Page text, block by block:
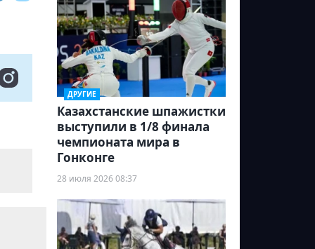
ДРУГИЕ
Казахстанские шпажистки
выступили в 1/8 финала
чемпионата мира в
Гонконге
28 июля 2026 08:37